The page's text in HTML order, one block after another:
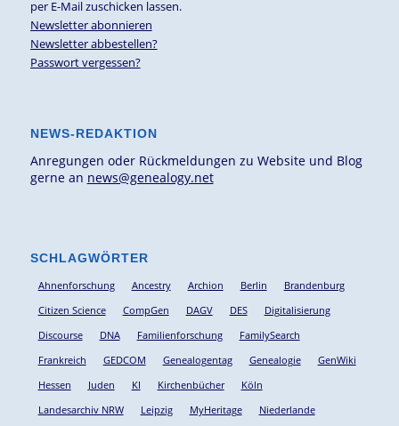
per E-Mail zuschicken lassen.
Newsletter abonnieren
Newsletter abbestellen?
Passwort vergessen?
NEWS-REDAKTION
Anregungen oder Rückmeldungen zu Website und Blog
gerne an news@genealogy.net
SCHLAGWÖRTER
Ahnenforschung Ancestry Archion Berlin
Brandenburg
Citizen Science
CompGen DAGV DES
Digitalisierung
Discourse
DNA Familienforschung
FamilySearch
Frankreich
GEDCOM Genealogentag Genealogie
GenWiki
Hessen
Juden KI Kirchenbücher
Köln
Landesarchiv NRW
Leipzig MyHeritage
Niederlande